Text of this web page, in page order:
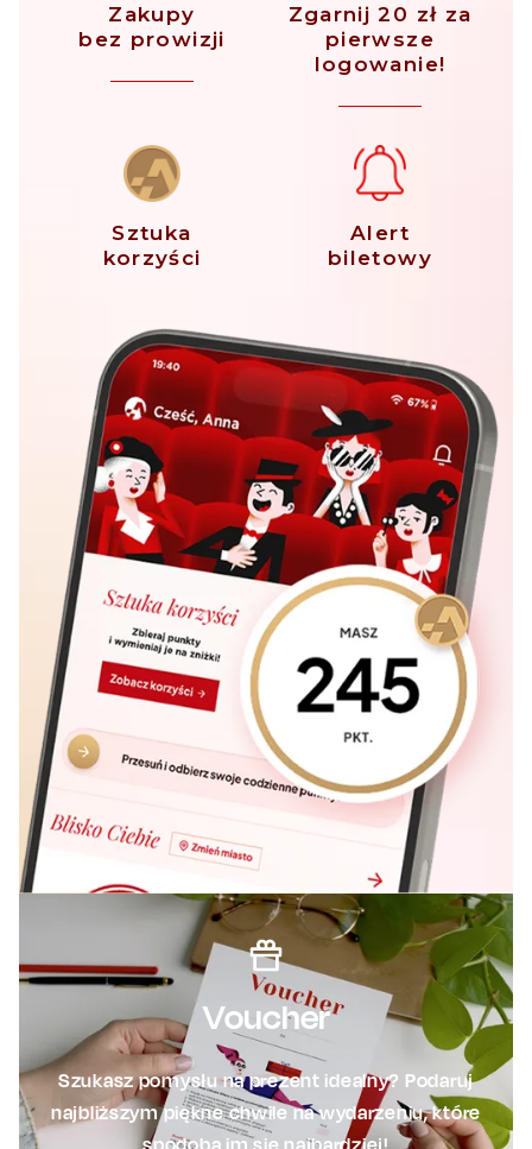
Zakupy
bez prowizji
Zgarnij 20 zł za
pierwsze
logowanie!
Sztuka
korzyści
Alert
biletowy
Voucher
Szukasz pomysłu na prezent idealny? Podaruj
najbliższym piękne chwile na wydarzeniu, które